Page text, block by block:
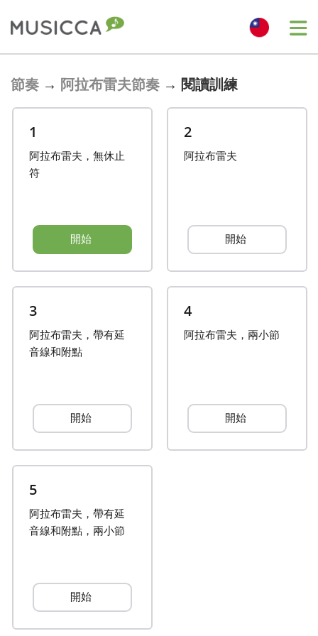
Dansk
English
Français
हिन्दी
日本語
節奏 → 阿拉布雷夫節奏 → 閱讀訓練
1
阿拉布雷夫，無休止
符
開始
2
阿拉布雷夫
開始
3
阿拉布雷夫，帶有延
音線和附點
開始
4
阿拉布雷夫，兩小節
開始
5
阿拉布雷夫，帶有延
音線和附點，兩小節
開始